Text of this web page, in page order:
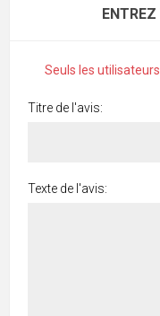
ENTREZ
Seuls les
Titre de l'avis:
Texte de l'avis: